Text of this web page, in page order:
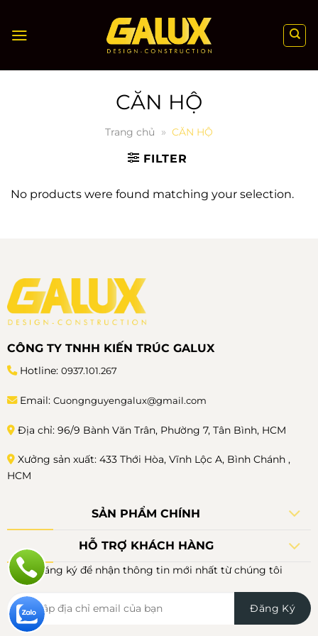
nội
CĂN HỘ
Trang chủ » CĂN HỘ
FILTER
No products were found matching your selection.
CÔNG TY TNHH KIẾN TRÚC GALUX
Hotline: 0937.101.267
Email: Cuongnguyengalux@gmail.com
Địa chỉ: 96/9 Bành Văn Trân, Phường 7, Tân Bình, HCM
Xưởng sản xuất: 433 Thới Hòa, Vĩnh Lộc A, Bình Chánh ,
HCM
SẢN PHẨM CHÍNH
HỖ TRỢ KHÁCH HÀNG
Đăng ký để nhận thông tin mới nhất từ chúng tôi